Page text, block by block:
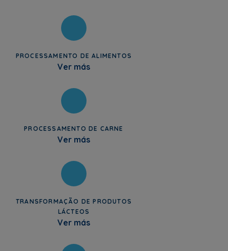
PROCESSAMENTO DE ALIMENTOS
Ver más
PROCESSAMENTO DE CARNE
Ver más
TRANSFORMAÇÃO DE PRODUTOS
LÁCTEOS
Ver más